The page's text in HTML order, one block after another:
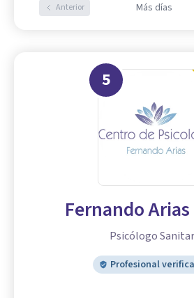
Anterior Más días
5
Fernando
Psicólogo
Profesional